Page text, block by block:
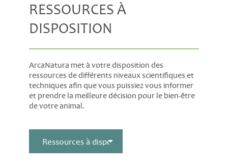
RESSOURCES À
DISPOSITION
ArcaNatura met à votre disposition des
ressources de différents niveaux scientifiques et
techniques afin que vous puissiez vous informer
et prendre la meilleure décision pour le bien-être
de votre animal.